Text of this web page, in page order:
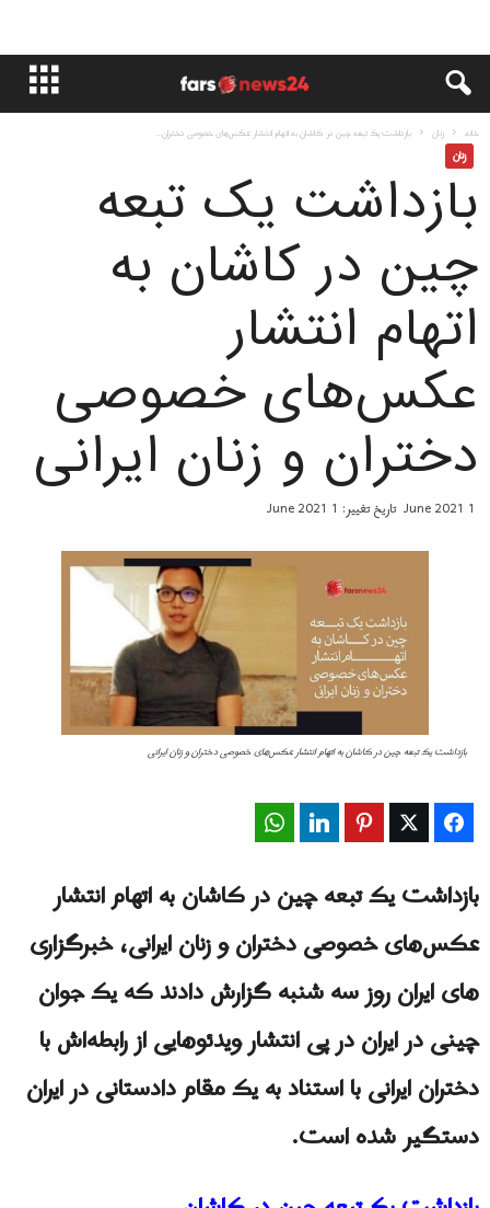
خانه زنان بازداشت یک تبعه چین در کاشان به اتهام انتشار عکس‌های خصوصی دختران...
زنان
بازداشت یک تبعه
چین در کاشان به
اتهام انتشار
عکس‌های خصوصی
دختران و زنان ایرانی
1 June 2021 تاریخ تغییر: 1 June 2021
بازداشت یک تبعه چین در کاشان به اتهام انتشار عکس‌های خصوصی دختران و زنان ایرانی
Facebook
Twitter
Pinterest
LinkedIn
بازداشت یک تبعه چین در کاشان به اتهام انتشار
عکس‌های خصوصی دختران و زنان ایرانی، خبرگزاری
های ایران روز سه شنبه گزارش دادند كه یک جوان
چینی در ایران در پی انتشار ویدئوهایی از رابطه‌اش با
دختران ایرانی با استناد به یک مقام دادستانی در ایران
دستگیر شده است.